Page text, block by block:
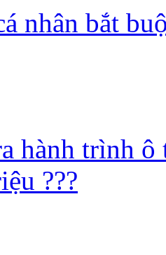
nhân bắt
hành trình
???